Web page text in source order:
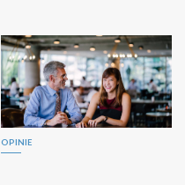
OPINIE